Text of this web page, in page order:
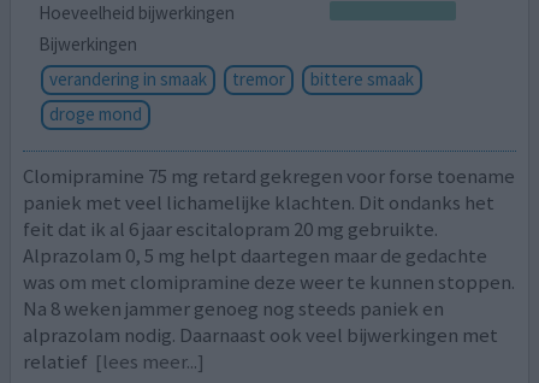
Hoeveelheid bijwerkingen
Bijwerkingen
verandering in smaak
tremor
bittere smaak
droge mond
Clomipramine 75 mg retard gekregen voor forse toename
paniek met veel lichamelijke klachten. Dit ondanks het
feit dat ik al 6 jaar escitalopram 20 mg gebruikte.
Alprazolam 0, 5 mg helpt daartegen maar de gedachte
was om met clomipramine deze weer te kunnen stoppen.
Na 8 weken jammer genoeg nog steeds paniek en
alprazolam nodig. Daarnaast ook veel bijwerkingen met
relatief [lees meer...]